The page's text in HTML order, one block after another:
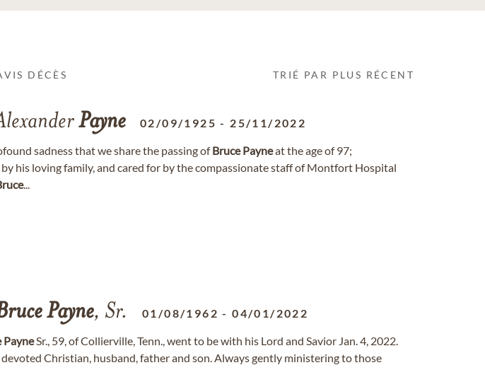
DÉCÈS TRIÉ PAR PLUS RÉCENT
Payne 02/09/1925 - 25/11/2022
sadness that we share the passing ofBruce Payneat the age of 97;
his loving family, and cared for by the compassionate staff of Montfort Hospital
...
Payne, Sr. 01/08/1962 -04/01/2022
PayneSr., 59, of Collierville, Tenn., went to be with his Lord and Savior Jan. 4, 2022.
Christian, husband, father and son. Always gently ministering to those